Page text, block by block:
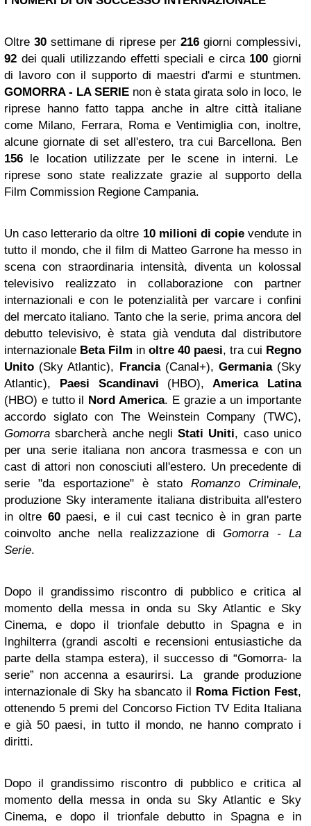
Oltre30settimane di riprese per 216giorni complessivi,
92 dei quali utilizzando effetti speciali e circa 100giorni
di lavoro con il supporto di maestri d'armi e stuntmen.
GOMORRA - LA SERIE non è stata girata solo in loco, le
riprese hanno fatto tappa anche in altre città italiane
come Milano, Ferrara, Roma e Ventimiglia con, inoltre,
alcune giornate di set all'estero, tra cui Barcellona. Ben
156 le location utilizzate per le scene in interni. Le
riprese sono state realizzate grazie al supporto della
Film Commission Regione Campania.
Un caso letterario da oltre 10 milioni di copievendute in
tutto il mondo, che il film di Matteo Garrone ha messo in
scena con straordinaria intensità, diventa un kolossal
televisivo realizzato in collaborazione con partner
internazionali e con le potenzialità per varcare i confini
del mercato italiano. Tanto che la serie, prima ancora del
debutto televisivo, è stata già venduta dal distributore
internazionale Beta Film in oltre 40 paesi, tra cui Regno
Unito (Sky Atlantic), Francia (Canal+), Germania (Sky
Atlantic), Paesi Scandinavi (HBO), America Latina
(HBO) e tutto il
Nord America. E grazie a un importante
accordo siglato con The Weinstein Company (TWC),
Gomorrasbarcherà anche negli Stati Uniti, caso unico
per una serie italiana non ancora trasmessa e con un
cast di attori non conosciuti all'estero. Un precedente di
serie "da esportazione" è stato Romanzo Criminale,
produzione Sky interamente italiana distribuita all'estero
in oltre 60paesi, e il cui cast tecnico è in gran parte
coinvolto anche nella realizzazione diGomorra
- La
Serie.
Dopo il grandissimo riscontro di pubblico e critica al
momento della messa in onda su Sky Atlantic e Sky
Cinema, e dopo il trionfale debutto in Spagna e in
Inghilterra (grandi ascolti e recensioni entusiastiche da
parte della stampa estera), il successo di “Gomorra- la
serie” non accenna a esaurirsi. La grande produzione
internazionale di Sky ha sbancato il
Roma Fiction Fest,
ottenendo 5 premi del Concorso Fiction TV Edita Italiana
e già 50 paesi, in tutto il mondo, ne hanno comprato i
diritti.
Dopo il grandissimo riscontro di pubblico e critica al
momento della messa in onda su Sky Atlantic e Sky
Cinema, e dopo il trionfale debutto in Spagna e in